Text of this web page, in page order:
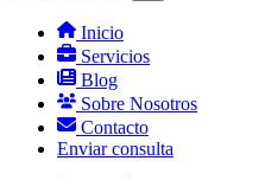
Inicio
Servicios
Blog
Sobre Nosotros
Contacto
Enviar consulta